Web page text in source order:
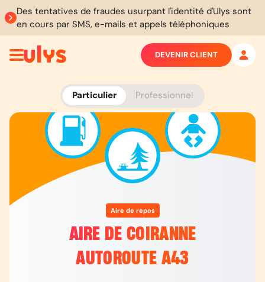
Des tentatives de fraudes usurpant l'identité d'Ulys sont
en cours par SMS, e-mails et appels téléphoniques
Particulier Professionnel
DEVENIR CLIENT
Aire de repos
AIRE DE COIRANNE
AUTOROUTE A43